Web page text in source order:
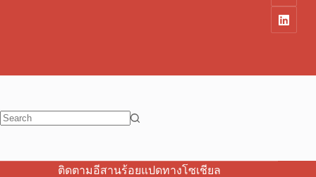
ติดตามอีสานร้อยแปดทางโซเชียล